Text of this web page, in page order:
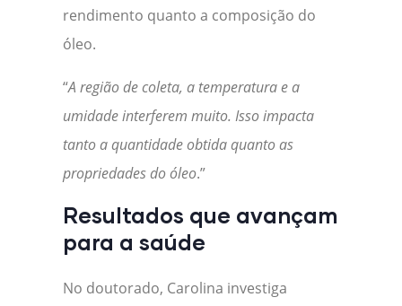
rendimento quanto a composição do
óleo.
“A região de coleta, a temperatura e a
umidade interferem muito. Isso impacta
tanto a quantidade obtida quanto as
propriedades do óleo.”
Resultados que avançam
para a saúde
No doutorado, Carolina investiga